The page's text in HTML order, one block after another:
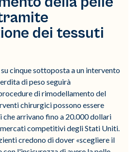
dei tessuti
cinque sottoposta a un intervento
di peso seguirà
di rimodellamento del
chirurgici possono essere
che arrivano fino a 20.000 dollari
competitivi degli Stati Uniti.
credono di dover «scegliere il